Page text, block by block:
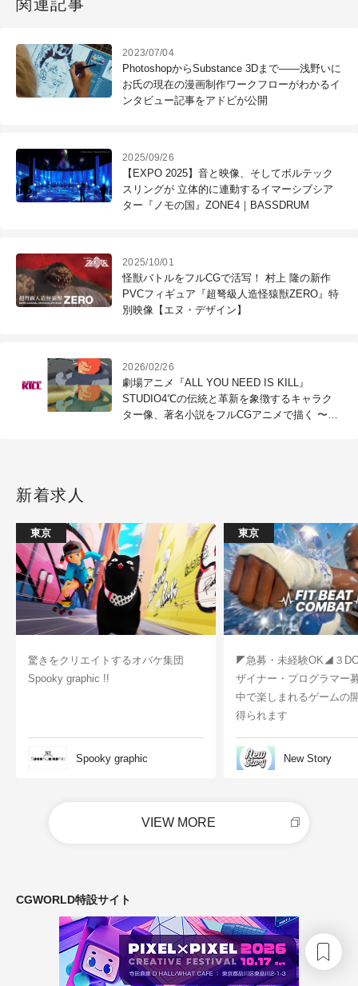
関連記事
2023/07/04
PhotoshopからSubstance 3Dまで――浅野いに
お氏の現在の漫画制作ワークフローがわかるイ
ンタビュー記事をアドビが公開
2025/09/26
【EXPO 2025】音と映像、そしてボルテック
スリングが 立体的に連動するイマーシブシア
ター『ノモの国』ZONE4｜BASSDRUM
2025/10/01
怪獣バトルをフルCGで活写！ 村上 隆の新作
PVCフィギュア『超弩級人造怪猿獣ZERO』特
別映像【エヌ・デザイン】
2026/02/26
劇場アニメ『ALL YOU NEED IS KILL』
STUDIO4℃の伝統と革新を象徴するキャラク
ター像、著名小説をフルCGアニメで描く 〜
新着求人
東京
驚きをクリエイトするオバケ集団
Spooky graphic !!
Spooky graphic
東京
◤急募・未経験OK◢３
ザイナー・プログラマー
中で楽しまれるゲームの
得られます
New Story
VIEW MORE
CGWORLD特設サイト